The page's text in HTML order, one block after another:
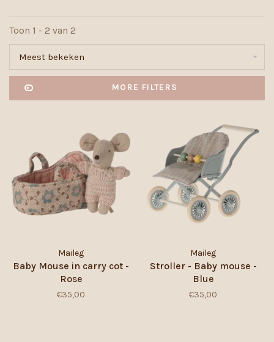
Toon 1 - 2 van 2
Meest bekeken
MORE FILTERS
Maileg
Baby Mouse in carry cot -
Rose
€35,00
Maileg
Stroller - Baby mouse -
Blue
€35,00